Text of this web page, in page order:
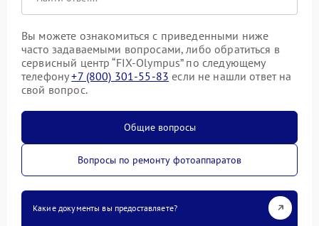
Вы можете ознакомиться с приведенными ниже
часто задаваемыми вопросами, либо обратиться в
сервисный центр “FIX-Olympus” по следующему
телефону+7 (800) 301-55-83 если не нашли ответ на
свой вопрос.
Общие вопросы
Вопросы по ремонту фотоаппаратов
Какие документы вы предоставляете?